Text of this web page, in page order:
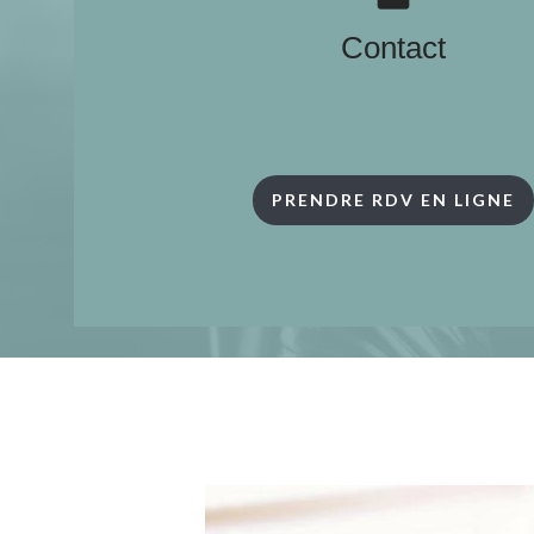
Contact
PRENDRE RDV EN LIGNE